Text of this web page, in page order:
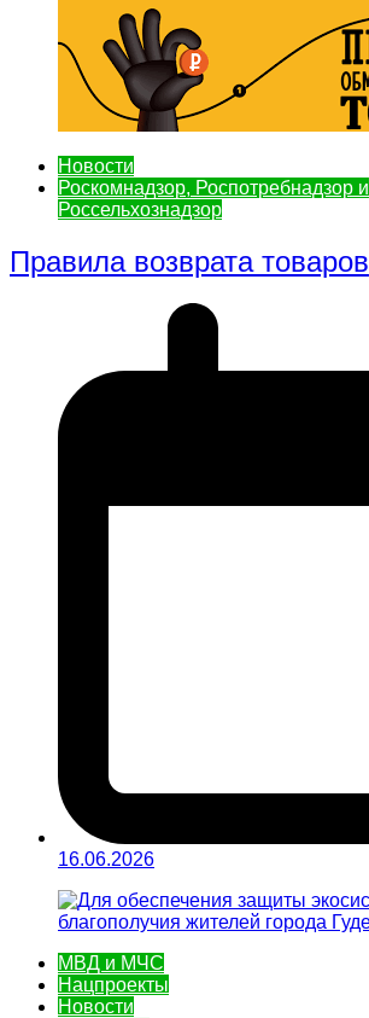
Новости
Роскомнадзор, Роспотребнадзор и
Россельхознадзор
Правила возврата товаров
16.06.2026
МВД и МЧС
Нацпроекты
Новости